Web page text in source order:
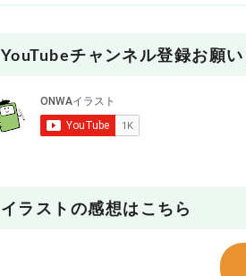
YouTubeチャンネル登録お願い
イラストの感想はこちら